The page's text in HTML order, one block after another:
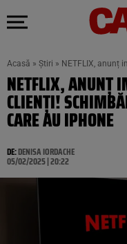
Acasă » Știri » NETFLIX, anunț
NETFLIX, ANUNȚ
CLIENȚI!
CARE AU IPHONE
DE:DENISA IORDACHE
05/02/2025 | 20:22